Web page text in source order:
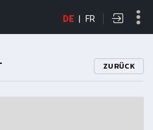
DE | FR
ZURÜCK